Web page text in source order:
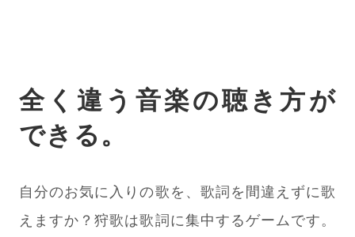
全く違う音楽の聴き方が
できる。
自分のお気に入りの歌を、歌詞を間違えずに歌
えますか？狩歌は歌詞に集中するゲームです。